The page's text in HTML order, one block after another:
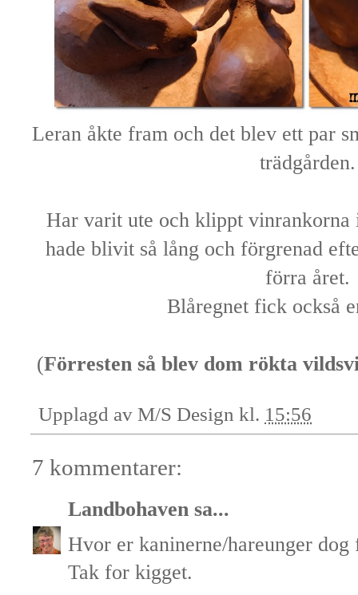
Leran åkte fram och det blev ett par
trädgården.
Har varit ute och klippt vinrankorna
hade blivit så lång och förgrenad
förra året.
Blåregnet fick också
(Förresten så blev dom rökta
Upplagd av M/S Design kl. 15:56
7 kommentarer:
Landbohaven sa...
Hvor er kaninerne/hareunger dog
Tak for kigget.